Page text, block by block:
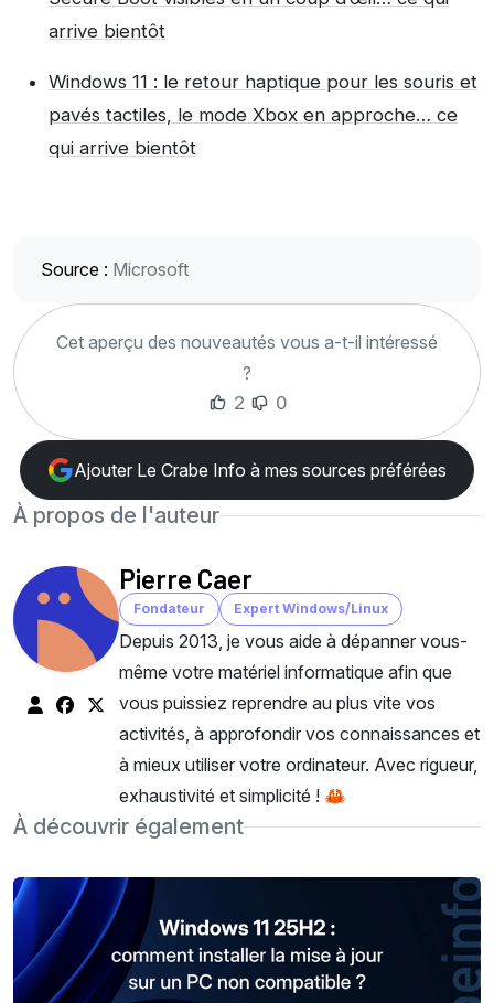
arrive bientôt
Windows 11 : le retour haptique pour les souris et
pavés tactiles, le mode Xbox en approche… ce
qui arrive bientôt
Source : Microsoft
Cet aperçu des nouveautés vous a-t-il intéressé
?
2
0
Ajouter Le Crabe Info à mes sources préférées
À propos de l'auteur
Pierre Caer
Fondateur Expert Windows/Linux
Depuis 2013, je vous aide à dépanner vous-
même votre matériel informatique afin que
vous puissiez reprendre au plus vite vos
activités, à approfondir vos connaissances et
à mieux utiliser votre ordinateur. Avec rigueur,
exhaustivité et simplicité ! 🦀
À découvrir également